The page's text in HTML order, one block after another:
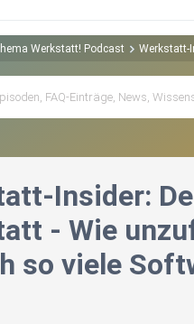
Werkstatt! Podcast Werkstatt-
Insider:
- Wie
so viele